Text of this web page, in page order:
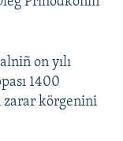
on yılı
1400
zarar körgenini